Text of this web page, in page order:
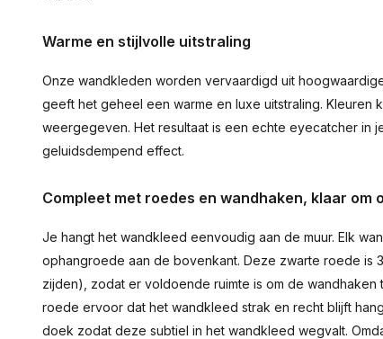
Warme en stijlvolle uitstraling
Onze wandkleden worden vervaardigd uit
geeft het geheel een warme en luxe uitstraling. Kleuren
weergegeven. Het resultaat is een echte eyecatcher in
geluidsdempend effect.
Compleet met roedes en wandhaken, klaar om
Je hangt het wandkleed eenvoudig aan de muur. Elk
ophangroede aan de bovenkant. Deze zwarte roede is
zijden), zodat er voldoende ruimte is om de
roede ervoor dat het wandkleed strak en recht blijft
doek zodat deze subtiel in het wandkleed wegvalt.